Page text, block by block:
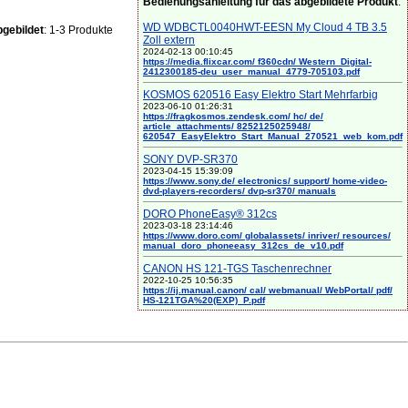
: 1-3 Produkte
WD WDBCTL0040HWT-EESN My Cloud 4 TB 3.5
Zoll extern
2024-02-13 00:10:45
https://media.flixcar.com/ f360cdn/ Western_Digital-
2412300185-deu_user_manual_4779-705103.pdf
KOSMOS 620516 Easy Elektro Start Mehrfarbig
2023-06-10 01:26:31
https://fragkosmos.zendesk.com/ hc/ de/
article_attachments/ 8252125025948/
620547_EasyElektro_Start_Manual_270521_web_kom.pdf
SONY DVP-SR370
2023-04-15 15:39:09
https://www.sony.de/ electronics/ support/ home-video-
dvd-players-recorders/ dvp-sr370/ manuals
DORO PhoneEasy® 312cs
2023-03-18 23:14:46
https://www.doro.com/ globalassets/ inriver/ resources/
manual_doro_phoneeasy_312cs_de_v10.pdf
CANON HS 121-TGS Taschenrechner
2022-10-25 10:56:35
https://ij.manual.canon/ cal/ webmanual/ WebPortal/ pdf/
HS-121TGA%20(EXP)_P.pdf